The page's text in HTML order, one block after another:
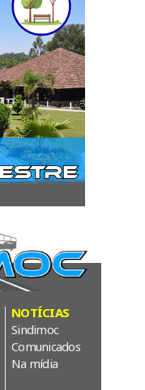
NOTÍCIAS
Sindimoc
Comunicados
Na mídia